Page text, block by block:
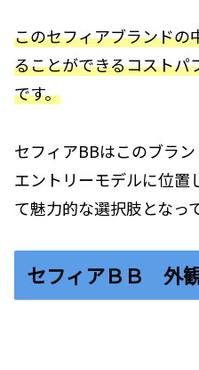
このセフィアブランドの
ることができるコストパ
です。
セフィアBBはこのブラ
エントリーモデルに位置
て魅力的な選択肢となっ
セフィアＢＢ 外